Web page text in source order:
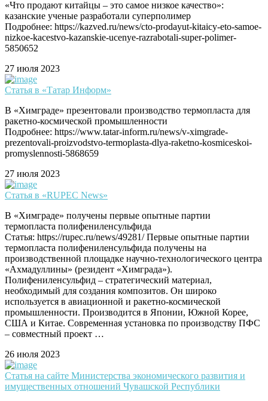
«Что продают китайцы – это самое низкое качество»:
казанские ученые разработали суперполимер
Подробнее: https://kazved.ru/news/cto-prodayut-kitaicy-eto-samoe-
nizkoe-kacestvo-kazanskie-ucenye-razrabotali-super-polimer-
5850652
27 июля 2023
Статья в «Татар Информ»
В «Химграде» презентовали производство термопласта для
ракетно-космической промышленности
Подробнее: https://www.tatar-inform.ru/news/v-ximgrade-
prezentovali-proizvodstvo-termoplasta-dlya-raketno-kosmiceskoi-
promyslennosti-5868659
27 июля 2023
Статья в «RUPEC News»
В «Химграде» получены первые опытные партии
термопласта полифениленсульфида
Статья: https://rupec.ru/news/49281/ Первые опытные партии
термопласта полифениленсульфида получены на
производственной площадке научно-технологического центра
«Ахмадуллины» (резидент «Химграда»).
Полифениленсульфид – стратегический материал,
необходимый для создания композитов. Он широко
используется в авиационной и ракетно-космической
промышленности. Производится в Японии, Южной Корее,
США и Китае. Современная установка по производству ПФС
– совместный проект …
26 июля 2023
Статья на сайте Министерства экономического развития и
имущественных отношений Чувашской Республики